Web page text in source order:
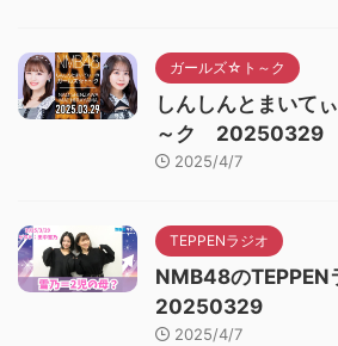
ガールズ☆ト～ク
しんしんとまいて
～ク 20250329
2025/4/7
TEPPENラジオ
NMB48の
20250329
2025/4/7